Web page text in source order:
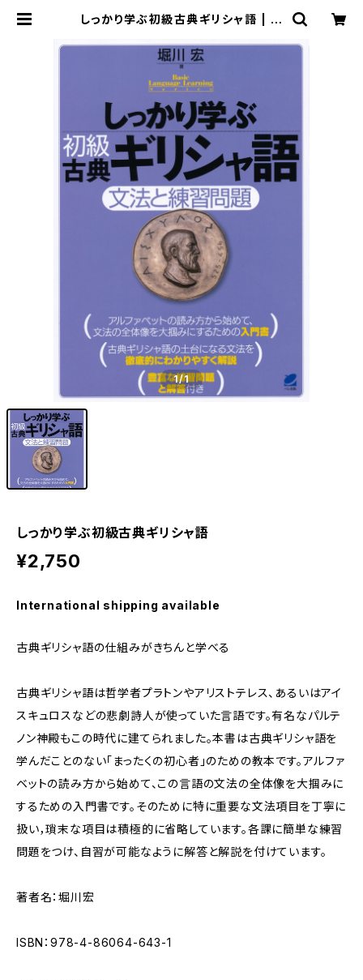
しっかり学ぶ初級古典ギリシャ語 | ベ
1/1
しっかり学ぶ初級古典ギリシャ語
¥2,750
International shipping available
古典ギリシャ語の仕組みがきちんと学べる
古典ギリシャ語は哲学者プラトンやアリストテレス、あるいはアイ
スキュロスなどの悲劇詩人が使っていた言語です。有名なパルテ
ノン神殿もこの時代に建てられました。本書は古典ギリシャ語を
学んだことのない「まったくの初心者」のための教本です。アルファ
ベットの読み方から始めて、この言語の文法の全体像を大掴みに
するための入門書です。そのために特に重要な文法項目を丁寧に
扱い，瑣末な項目は積極的に省略しています。各課に簡単な練習
問題をつけ、自習が可能なように解答と解説を付けています。
著者名：堀川宏
ISBN：978-4-86064-643-1